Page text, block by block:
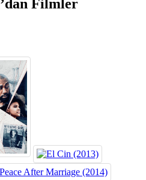
Filmler